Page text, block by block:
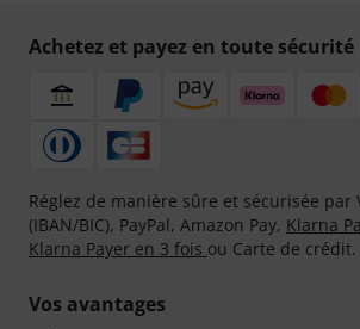
Achetez et payez en toute sécurité
Réglez de manière sûre et sécurisée par
(IBAN/BIC), PayPal, Amazon Pay, Klarna
Klarna Payer en 3 fois ou Carte de crédit.
Vos avantages